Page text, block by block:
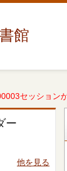
館
セッション
ー
他を見る